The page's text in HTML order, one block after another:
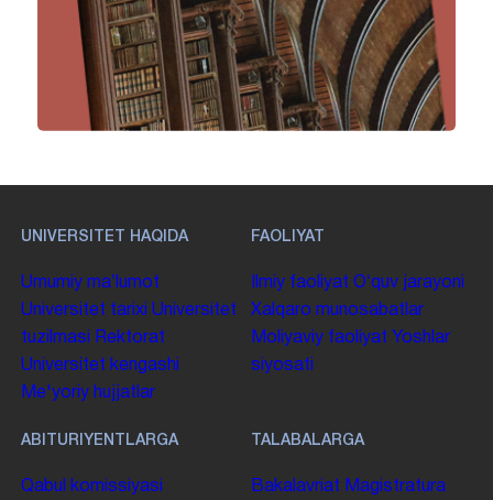
UNIVERSITET HAQIDA
Umumiy maʼlumot
Universitet tarixi Universitet
tuzilmasi
Rektorat
Universitet kengashi
Me'yoriy hujjatlar
FAOLIYAT
Ilmiy faoliyat Oʻquv jarayoni
Xalqaro munosabatlar
Moliyaviy faoliyat Yoshlar
siyosati
ABITURIYENTLARGA
Qabul komissiyasi
TALABALARGA
Bakalavriat Magistratura